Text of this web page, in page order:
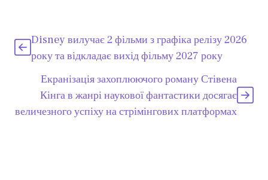
Disney вилучає 2 фільми з графіка релізу 2026
року та відкладає вихід фільму 2027 року
Екранізація захоплюючого роману Стівена
Кінга в жанрі наукової фантастики досягає
величезного успіху на стрімінгових платформах